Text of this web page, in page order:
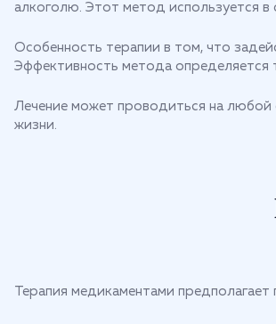
алкоголю. Этот метод используется в
Особенность терапии в том, что
Эффективность метода определяется
Лечение может проводиться на любой
жизни.
Терапия медикаментами